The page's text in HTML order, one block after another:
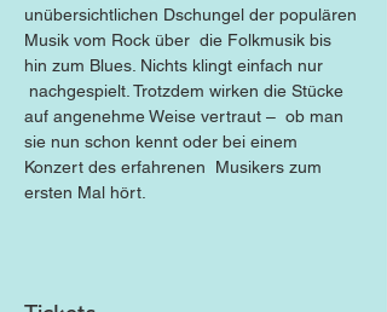
unübersichtlichen Dschungel der populären
Musik vom Rock über  die Folkmusik bis
hin zum Blues. Nichts klingt einfach nur
nachgespielt. Trotzdem wirken die Stücke
auf angenehme Weise vertraut –  ob man
sie nun schon kennt oder bei einem
Konzert des erfahrenen  Musikers zum
ersten Mal hört.